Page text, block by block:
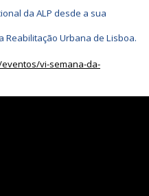
da ALP desde a sua
Reabilitação Urbana de Lisboa.
vi-semana-da-